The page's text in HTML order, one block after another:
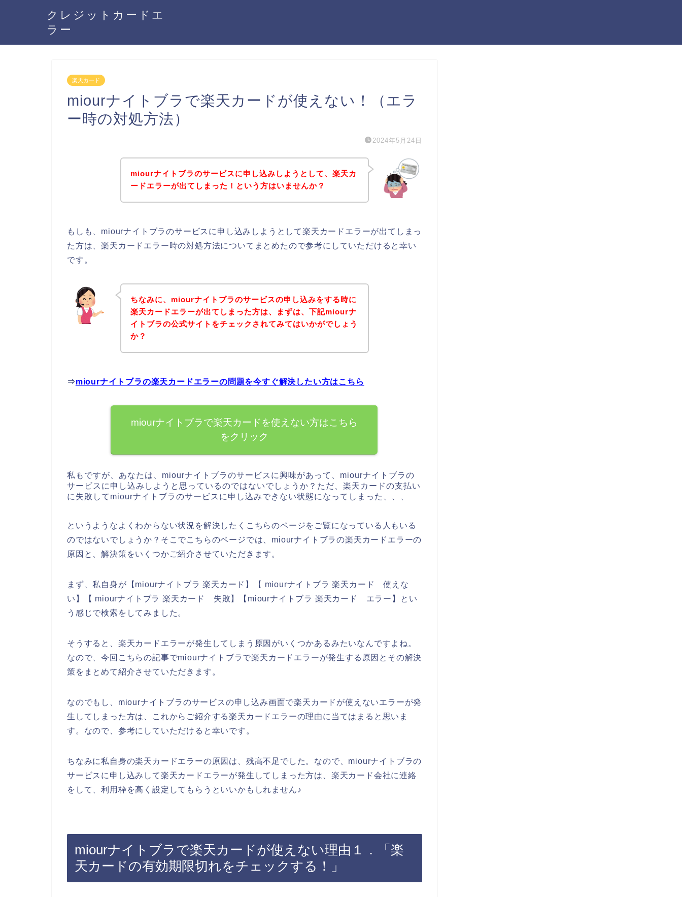
クレジットカードエ
ラー
楽天カード
miourナイトブラで楽天カードが使えない！（エラ
ー時の対処方法）
2024年5月24日
miourナイトブラのサービスに申し込みしようとして、楽天カ
ードエラーが出てしまった！という方はいませんか？
もしも、miourナイトブラのサービスに申し込みしようとして楽天カードエラーが出てしまっ
た方は、楽天カードエラー時の対処方法についてまとめたので参考にしていただけると幸い
です。
ちなみに、miourナイトブラのサービスの申し込みをする時に
楽天カードエラーが出てしまった方は、まずは、下記miourナ
イトブラの公式サイトをチェックされてみてはいかがでしょう
か？
⇒miourナイトブラの楽天カードエラーの問題を今すぐ解決したい方はこちら
miourナイトブラで楽天カードを使えない方はこちら
をクリック
私もですが、あなたは、miourナイトブラのサービスに興味があって、miourナイトブラの
サービスに申し込みしようと思っているのではないでしょうか？ただ、楽天カードの支払い
に失敗してmiourナイトブラのサービスに申し込みできない状態になってしまった、、、
というようなよくわからない状況を解決したくこちらのページをご覧になっている人もいる
のではないでしょうか？そこでこちらのページでは、miourナイトブラの楽天カードエラーの
原因と、解決策をいくつかご紹介させていただきます。
まず、私自身が【miourナイトブラ 楽天カード】【 miourナイトブラ 楽天カード 使えな
い】【 miourナイトブラ 楽天カード 失敗】【miourナイトブラ 楽天カード エラー】とい
う感じで検索をしてみました。
そうすると、楽天カードエラーが発生してしまう原因がいくつかあるみたいなんですよね。
なので、今回こちらの記事でmiourナイトブラで楽天カードエラーが発生する原因とその解決
策をまとめて紹介させていただきます。
なのでもし、miourナイトブラのサービスの申し込み画面で楽天カードが使えないエラーが発
生してしまった方は、これからご紹介する楽天カードエラーの理由に当てはまると思いま
す。なので、参考にしていただけると幸いです。
ちなみに私自身の楽天カードエラーの原因は、残高不足でした。なので、miourナイトブラの
サービスに申し込みして楽天カードエラーが発生してしまった方は、楽天カード会社に連絡
をして、利用枠を高く設定してもらうといいかもしれません♪
miourナイトブラで楽天カードが使えない理由１．「楽
天カードの有効期限切れをチェックする！」